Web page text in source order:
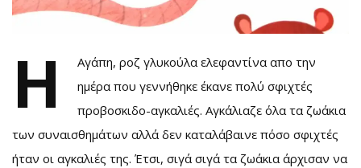
Η
Αγάπη, ροζ γλυκούλα ελεφαντίνα απο την
ημέρα που γεννήθηκε έκανε πολύ σφιχτές
προβοσκιδο-αγκαλιές. Αγκάλιαζε όλα τα ζωάκια
των συναισθημάτων αλλά δεν καταλάβαινε πόσο σφιχτές
ήταν οι αγκαλιές της. Έτσι, σιγά σιγά τα ζωάκια άρχισαν να